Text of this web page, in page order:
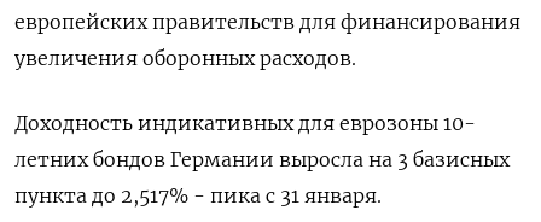
европейских правительств для финансирования
увеличения оборонных расходов.
Доходность индикативных для еврозоны 10-
летних бондов Германии выросла на 3 базисных
пункта до 2,517% - пика с 31 января.